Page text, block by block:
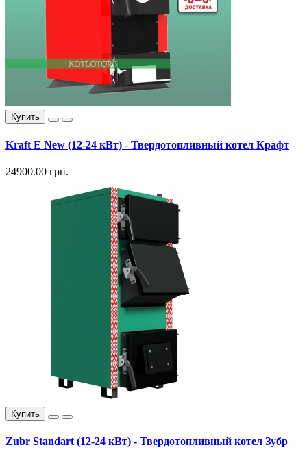
Купить
Kraft E New (12-24 кВт) - Твердотопливный котел Крафт
24900.00 грн.
Купить
Zubr Standart (12-24 кВт) - Твердотопливный котел Зубр